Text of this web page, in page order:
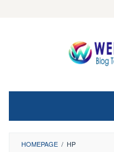
HOMEPAGE / HP